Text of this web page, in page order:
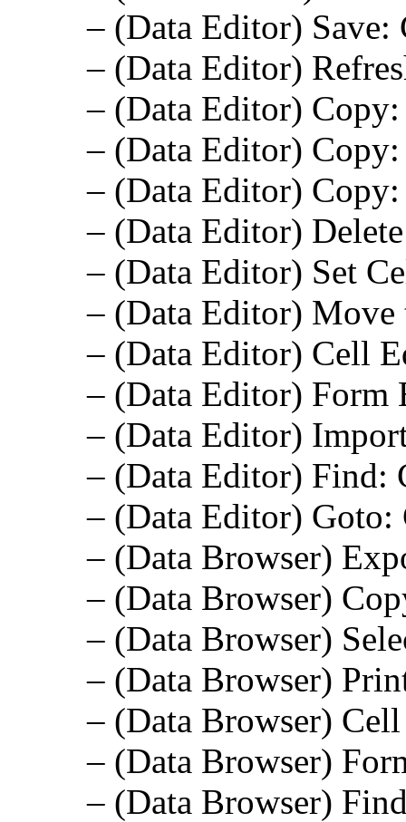
– (Data Editor) Save:
– (Data Editor)
– (Data Editor)
– (Data Editor)
– (Data Editor)
– (Data Editor)
– (Data Editor) Set
– (Data Editor)
– (Data Editor) Cell
– (Data Editor)
– (Data Editor)
– (Data Editor) Find:
– (Data Editor) Goto:
– (Data Browser)
– (Data Browser)
– (Data Browser)
– (Data Browser)
– (Data Browser)
– (Data Browser)
– (Data Browser)